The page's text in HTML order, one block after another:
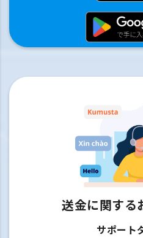
送金に関する
サポート